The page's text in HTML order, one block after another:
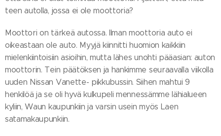
teen autolla, jossa ei ole moottoria?
Moottori on tärkeä autossa. Ilman moottoria auto ei
oikeastaan ole auto. Myyjä kiinnitti huomion kaikkiin
mielenkiintoisiin asioihin, mutta lähes unohti pääasian: auton
moottorin. Tein päätöksen ja hankimme seuraavalla viikolla
uuden Nissan Vanette- pikkubussin. Siihen mahtui 9
henkilöä ja se oli hyvä kulkupeli mennessämme lähialueen
kyliin, Waun kaupunkiin ja varsin usein myös Laen
satamakaupunkiin.